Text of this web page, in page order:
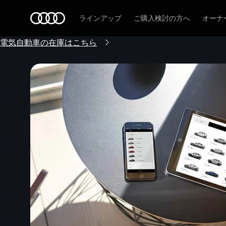
ラインアップ ご購入検討の方へ オーナ
電気自動車の在庫はこちら